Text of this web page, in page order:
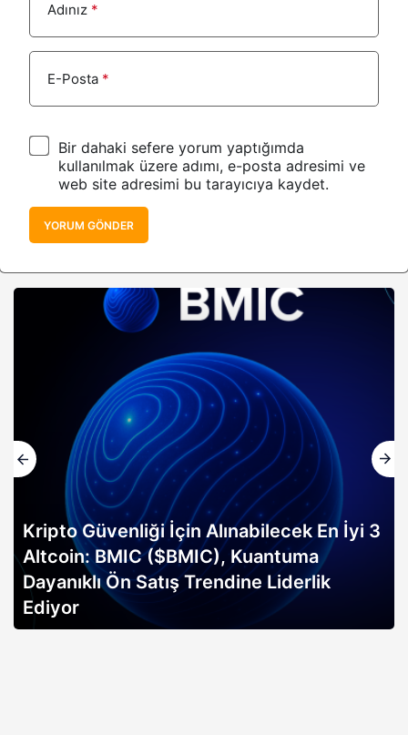
Adınız *
E-Posta *
Bir dahaki sefere yorum yaptığımda
kullanılmak üzere adımı, e-posta adresimi ve
web site adresimi bu tarayıcıya kaydet.
YORUM GÖNDER
Kripto Güvenliği İçin Alınabilecek En İyi 3
Altcoin: BMIC ($BMIC), Kuantuma
Dayanıklı Ön Satış Trendine Liderlik
Ediyor